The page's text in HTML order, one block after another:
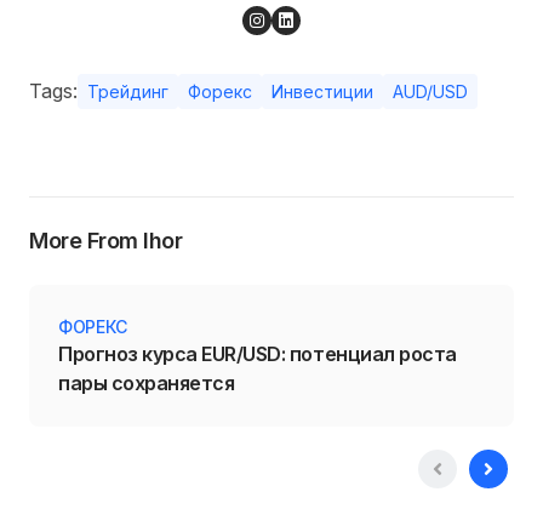
Tags: Трейдинг Форекс Инвестиции AUD/USD
More From Ihor
ФОРЕКС
Прогноз курса EUR/USD: потенциал роста
пары сохраняется